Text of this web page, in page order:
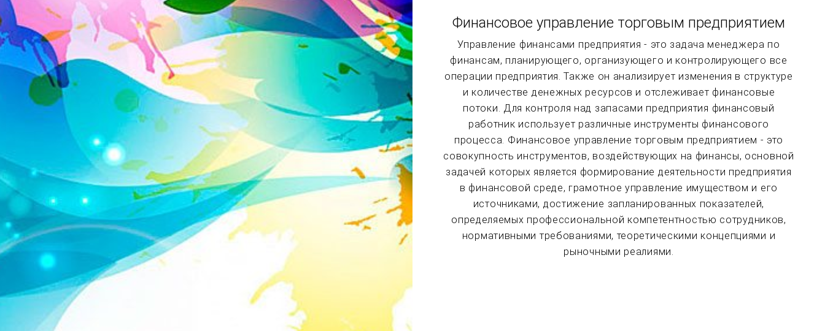
Финансовое управление торговым предприятием
Управление финансами предприятия - это задача менеджера по
финансам, планирующего, организующего и контролирующего все
операции предприятия. Также он анализирует изменения в структуре
и количестве денежных ресурсов и отслеживает финансовые
потоки. Для контроля над запасами предприятия финансовый
работник использует различные инструменты финансового
процесса. Финансовое управление торговым предприятием - это
совокупность инструментов, воздействующих на финансы, основной
задачей которых является формирование деятельности предприятия
в финансовой среде, грамотное управление имуществом и его
источниками, достижение запланированных показателей,
определяемых профессиональной компетентностью сотрудников,
нормативными требованиями, теоретическими концепциями и
рыночными реалиями.